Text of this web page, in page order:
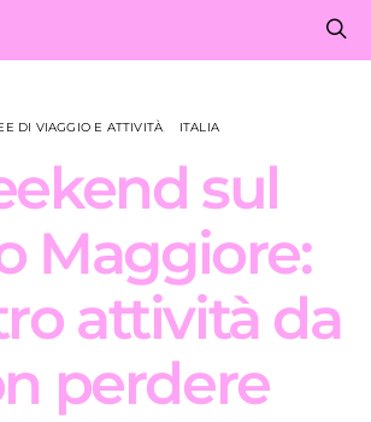
DI VIAGGIO E ATTIVITÀ ITALIA
sul
Maggiore:
attività da
perdere